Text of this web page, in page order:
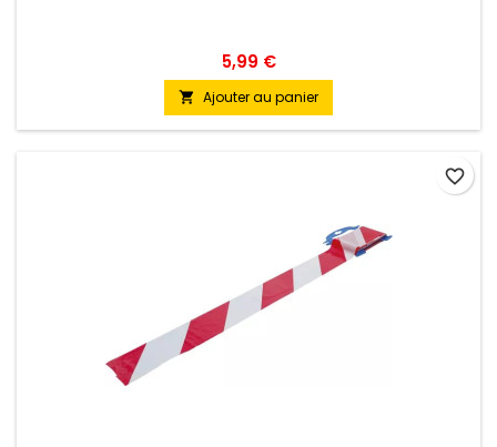
5,99 €
 Ajouter au panier
favorite_border